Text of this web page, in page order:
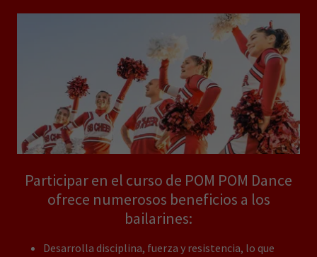
Participar en el curso de POM POM Dance
ofrece numerosos beneficios a los
bailarines:
Desarrolla disciplina, fuerza y ​​resistencia, lo que